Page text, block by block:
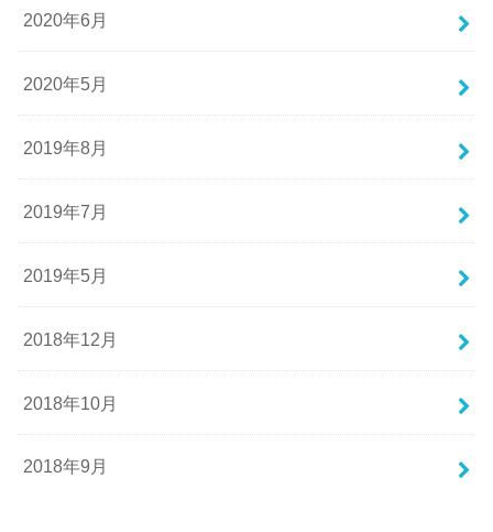
2020年6月
2020年5月
2019年8月
2019年7月
2019年5月
2018年12月
2018年10月
2018年9月